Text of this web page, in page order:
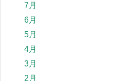
7月
6月
5月
4月
3月
2月